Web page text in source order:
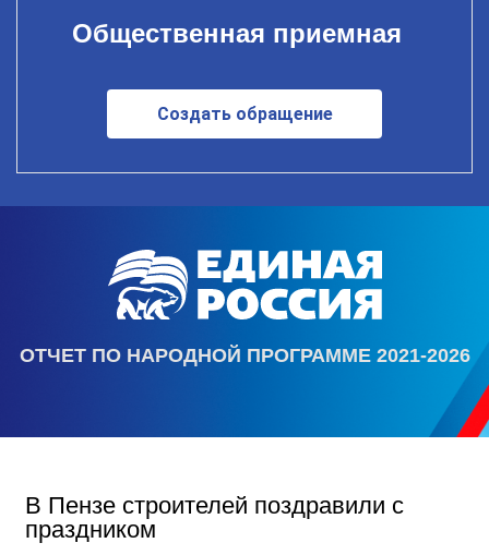
Общественная приемная
Создать обращение
ОТЧЕТ ПО НАРОДНОЙ ПРОГРАММЕ 2021-2026
В Пензе строителей поздравили с
праздником